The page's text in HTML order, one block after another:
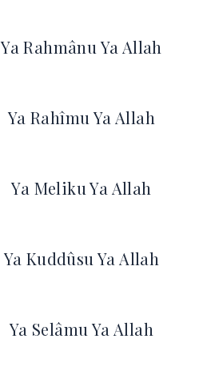
Ya Rahmânu Ya Allah
Ya Rahîmu Ya Allah
Ya Meliku Ya Allah
Ya Kuddûsu Ya Allah
Ya Selâmu Ya Allah